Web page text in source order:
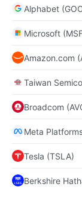
Alphabet
Microsoft
Amazon.com
Taiwan
Broadcom
Meta
Tesla (TSLA)
Berkshire